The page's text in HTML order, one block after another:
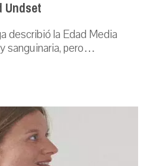
describió la Edad Media
sanguinaria, pero…